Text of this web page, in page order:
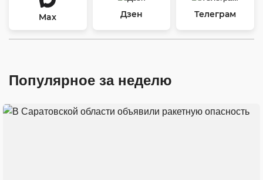
Max Дзен Телеграм
Популярное за неделю